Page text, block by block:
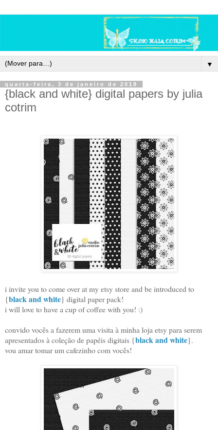
▼
quarta-feira, 3 de janeiro de 2018
{black and white} digital papers by julia
cotrim
i invite you to come over at my etsy store and be introduced to
{black and white} digital paper pack!
i will love to have a cup of coffee with you! :)
convido vocês a fazerem uma visita à minha loja etsy para serem
apresentados à coleção de papéis digitais {black and white}.
vou amar tomar um cafezinho com vocês!